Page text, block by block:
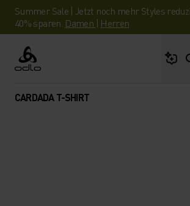
Summer Sale | Jetzt noch mehr Styles
40% sparen. Damen | Herren
Odlo
CARDADA T-SHIRT